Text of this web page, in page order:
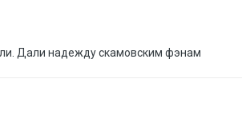
Дали надежду скамовским фэнам